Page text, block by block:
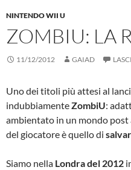
NINTENDO WII U
ZOMBIU: LA
11/12/2012 GAIAD
Uno dei titoli più attesi al
indubbiamenteZombiU:
ambientato in un mondo post
del giocatore è quello di
Siamo nella Londra del 2012